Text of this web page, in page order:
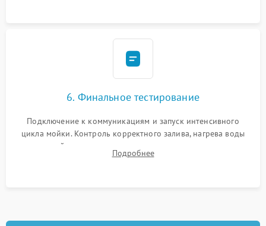
6. Финальное тестирование
Подключение к коммуникациям и запуск интенсивного
цикла мойки. Контроль корректного залива, нагрева воды
до нужной температуры, отсутствия посторонних шумов,
штатного слива и абсолютной сухости в поддоне.
Подробнее